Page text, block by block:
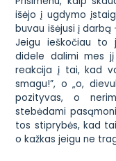
išėjo į ugdymo
buvau išėjusi į
Jeigu ieškočiau to
didele dalimi mes
reakcija į tai, kad
smagu!”, o „o,
pozityvas, o
stebėdami
tos stiprybės, kad
o kažkas jeigu ne